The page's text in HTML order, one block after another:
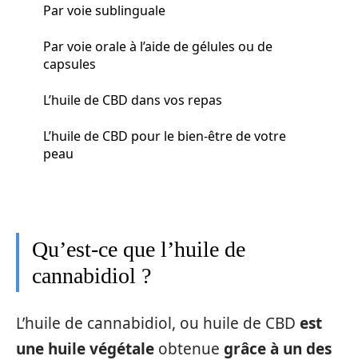
Par voie sublinguale
Par voie orale à l’aide de gélules ou de
capsules
L’huile de CBD dans vos repas
L’huile de CBD pour le bien-être de votre
peau
Qu’est-ce que l’huile de
cannabidiol ?
L’huile de cannabidiol, ou huile de CBD est
une huile végétale obtenue grâce à un des